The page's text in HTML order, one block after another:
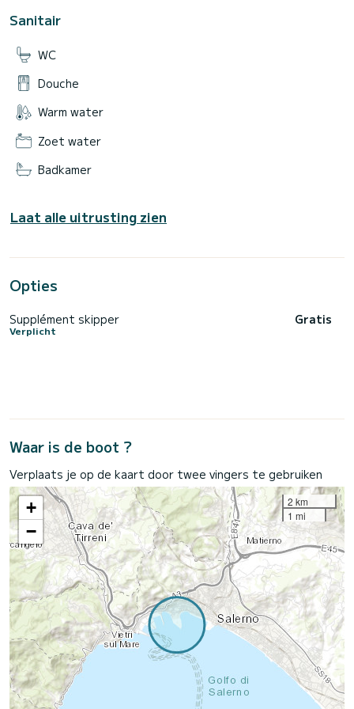
Sanitair
WC
Douche
Warm water
Zoet water
Badkamer
Laat alle uitrusting zien
Opties
Supplément skipper
Verplicht
Gratis
Waar is de boot ?
Verplaats je op de kaart door twee vingers te gebruiken
+
−
2 km
1 mi